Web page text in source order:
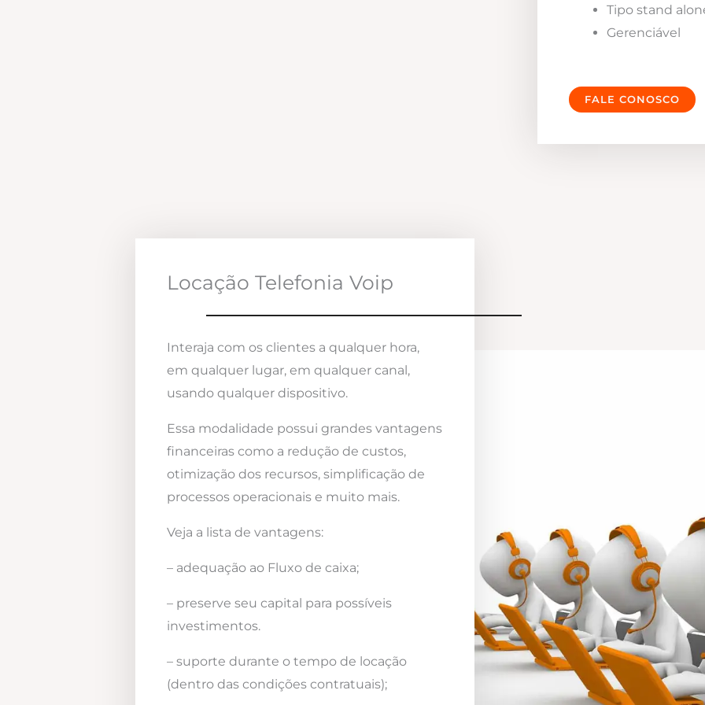
Tipo stand
Gerenciável
FALE CONOSCO
Locação Telefonia Voip
Interaja com os clientes a qualquer hora,
em qualquer lugar, em qualquer canal,
usando qualquer dispositivo.
Essa modalidade possui grandes vantagens
financeiras como a redução de custos,
otimização dos recursos, simplificação de
processos operacionais e muito mais.
Veja a lista de vantagens:
– adequação ao Fluxo de caixa;
– preserve seu capital para possíveis
investimentos.
– suporte durante o tempo de locação
(dentro das condições contratuais);